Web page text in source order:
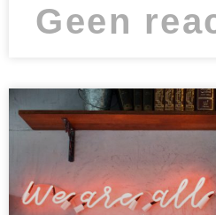
Geen